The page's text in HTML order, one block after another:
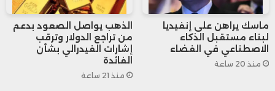
كانت قد أوقفت أو علّقت تنفيذ عدد من
سياساته الرئيسة، خاصة في مجالات الهجرة
وإعادة تخصيص الإنفاق الحكومي.
ماسك يراهن على إنفيديا
لبناء مستقبل الذكاء
الاصطناعي في الفضاء
منذ 20 ساعة
الذهب يواصل الصعود بدعم
من تراجع الدولار وترقب
إشارات الفيدرالي بشأن
الفائدة
منذ 21 ساعة